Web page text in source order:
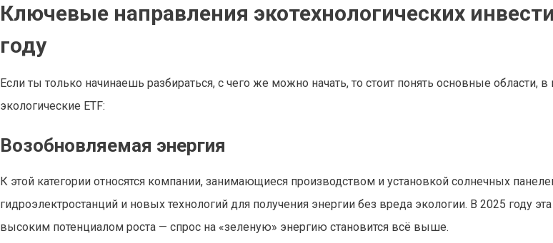
Ключевые направления экотехнологических
году
Если ты только начинаешь разбираться, с чего же можно начать, то стоит понять основные области,
экологические ETF:
Возобновляемая энергия
К этой категории относятся компании, занимающиеся производством и установкой солнечных
гидроэлектростанций и новых технологий для получения энергии без вреда экологии. В 2025 году
высоким потенциалом роста — спрос на «зеленую» энергию становится всё выше.